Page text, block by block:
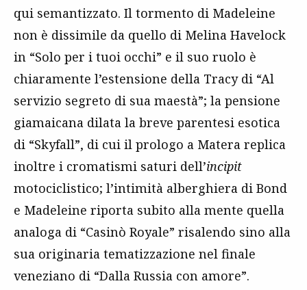
qui semantizzato. Il tormento di Madeleine
non è dissimile da quello di Melina Havelock
in “Solo per i tuoi occhi” e il suo ruolo è
chiaramente l’estensione della Tracy di “Al
servizio segreto di sua maestà”; la pensione
giamaicana dilata la breve parentesi esotica
di “Skyfall”, di cui il prologo a Matera replica
inoltre i cromatismi saturi dell’incipit
motociclistico; l’intimità alberghiera di Bond
e Madeleine riporta subito alla mente quella
analoga di “Casinò Royale” risalendo sino alla
sua originaria tematizzazione nel finale
veneziano di “Dalla Russia con amore”.